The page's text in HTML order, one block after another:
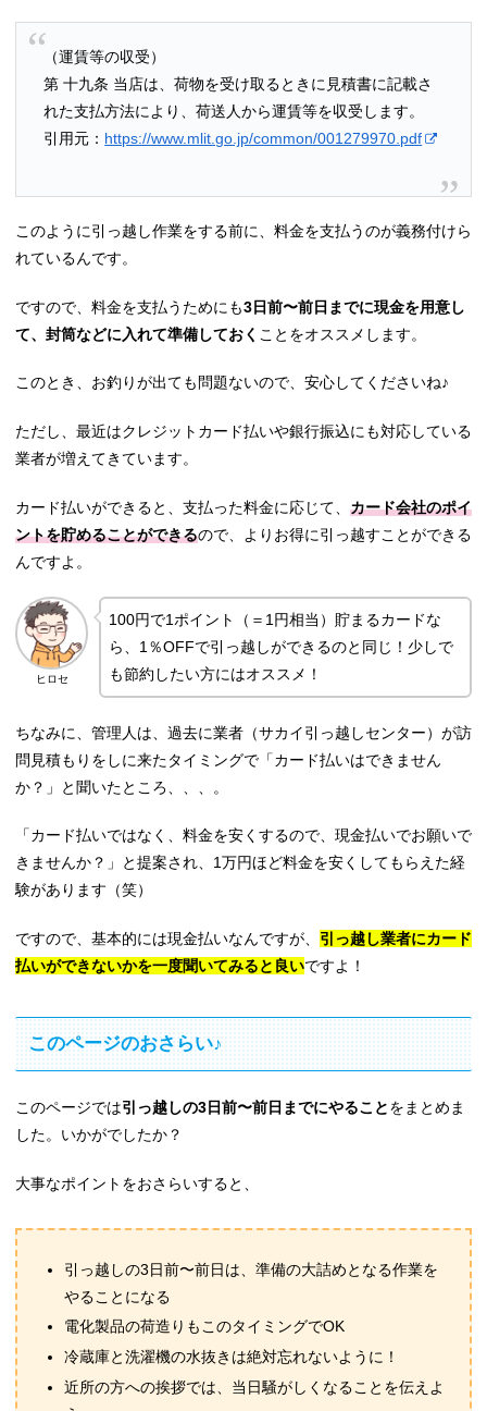
（運賃等の収受）
第 十九条 当店は、荷物を受け取るときに見積書に記載さ
れた支払方法により、荷送人から運賃等を収受します。
引用元： https://www.mlit.go.jp/common/001279970.pdf
このように引っ越し作業をする前に、料金を支払うのが義務付けら
れているんです。
ですので、料金を支払うためにも3日前〜前日までに現金を用意し
て、封筒などに入れて準備しておく ことをオススメします。
このとき、お釣りが出ても問題ないので、安心してくださいね♪
ただし、最近はクレジットカード払いや銀行振込にも対応している
業者が増えてきています。
カード払いができると、支払った料金に応じて、 カード会社のポイ
ントを貯めることができるので、よりお得に引っ越すことができる
んですよ。
ヒロセ
100円で1ポイント（＝1円相当）貯まるカードな
ら、1％OFFで引っ越しができるのと同じ！少しで
も節約したい方にはオススメ！
ちなみに、管理人は、過去に業者（サカイ引っ越しセンター）が訪
問見積もりをしに来たタイミングで「カード払いはできません
か？」と聞いたところ、、、。
「カード払いではなく、料金を安くするので、現金払いでお願いで
きませんか？」と提案され、1万円ほど料金を安くしてもらえた経
験があります（笑）
ですので、基本的には現金払いなんですが、 引っ越し業者にカード
払いができないかを一度聞いてみると良いですよ！
このページのおさらい♪
このページでは引っ越しの3日前〜前日までにやることをまとめま
した。いかがでしたか？
大事なポイントをおさらいすると、
引っ越しの3日前〜前日は、準備の大詰めとなる作業を
やることになる
電化製品の荷造りもこのタイミングでOK
冷蔵庫と洗濯機の水抜きは絶対忘れないように！
近所の方への挨拶では、当日騒がしくなることを伝えよ